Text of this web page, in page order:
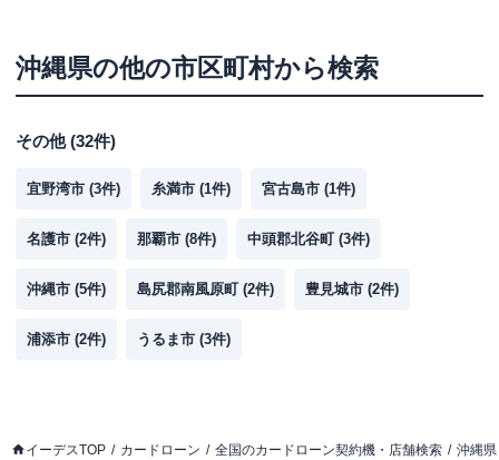
沖縄県の他の市区町村から検索
その他(32件)
宜野湾市 (3件) 糸満市 (1件) 宮古島市 (1件)
名護市 (2件) 那覇市 (8件) 中頭郡北谷町 (3件)
沖縄市 (5件) 島尻郡南風原町 (2件) 豊見城市 (2件)
浦添市 (2件) うるま市 (3件)
イーデスTOP カードローン 全国のカードローン契約機・店舗検索 沖縄県